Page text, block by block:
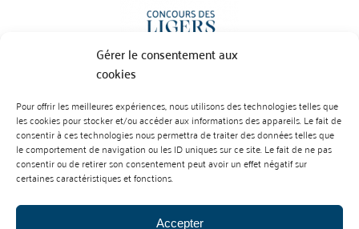
Gérer le consentement aux
cookies
Pour offrir les meilleures expériences, nous utilisons des technologies telles que
les cookies pour stocker et/ou accéder aux informations des appareils. Le fait de
consentir à ces technologies nous permettra de traiter des données telles que
le comportement de navigation ou les ID uniques sur ce site. Le fait de ne pas
consentir ou de retirer son consentement peut avoir un effet négatif sur
certaines caractéristiques et fonctions.
Accepter
BP 70023 - 49610 JUIGNE SUR LOIRE
Tél :07 88 99 01 07